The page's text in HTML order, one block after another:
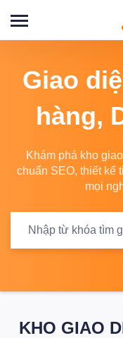
Giao
hàng,
Khám phá kho
chuẩn SEO, thiết kế
mọi
KHO GIAO